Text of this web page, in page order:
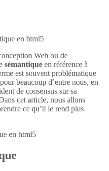
Web ou de
sémantique en référence à
est souvent problématique
beaucoup d’entre nous, en
de consensus sur sa
cet article, nous allons
ce qu’il le rend plus
en html5